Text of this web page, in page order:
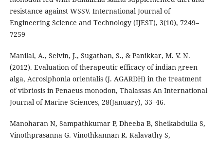
resistance against WSSV. International Journal of
Engineering Science and Technology (IJEST), 3(10), 7249–
7259
Manilal, A., Selvin, J., Sugathan, S., & Panikkar, M. V. N.
(2012). Evaluation of therapeutic efficacy of indian green
alga, Acrosiphonia orientalis (J. AGARDH) in the treatment
of vibriosis in Penaeus monodon, Thalassas An International
Journal of Marine Sciences, 28(January), 33–46.
Manoharan N, Sampathkumar P, Dheeba B, Sheikabdulla S,
Vinothprasanna G. Vinothkannan R. Kalavathy S,